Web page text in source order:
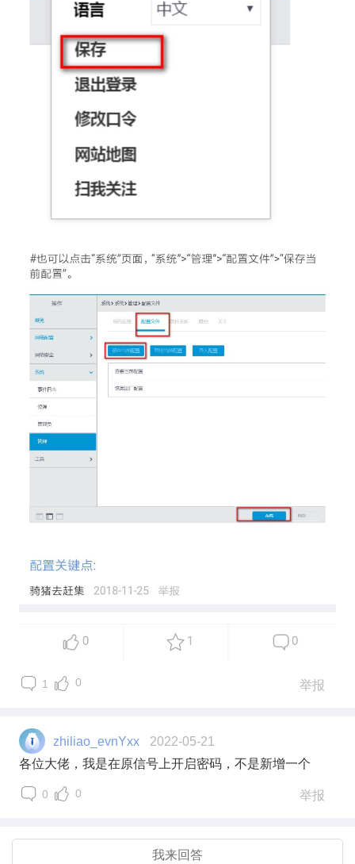
1 0 举报
zhiliao_evnYxx
2022-05-21
各位大佬，我是在原信号上开启密码，不是新增一个
0 0 举报
我来回答